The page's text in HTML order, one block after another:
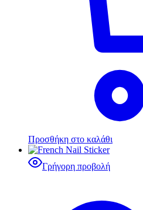
Προσθήκη στο καλάθι
Γρήγορη προβολή